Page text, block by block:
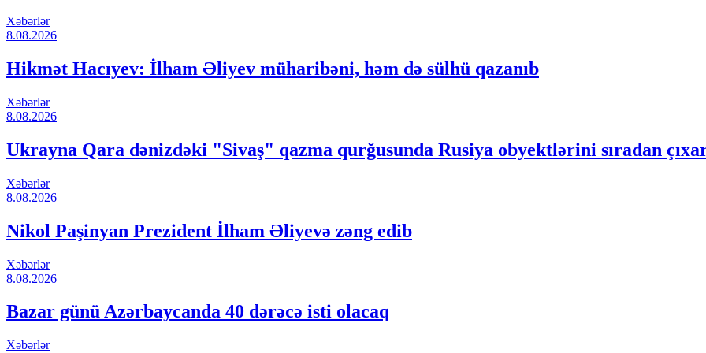
Xəbərlər
8.08.2026
Hikmət Hacıyev: İlham Əliyev müharibəni, həm də sülhü qazanıb
Xəbərlər
8.08.2026
Ukrayna Qara dənizdəki "Sivaş" qazma qurğusunda Rusiya obyektlərini sıradan
Xəbərlər
8.08.2026
Nikol Paşinyan Prezident İlham Əliyevə zəng edib
Xəbərlər
8.08.2026
Bazar günü Azərbaycanda 40 dərəcə isti olacaq
Xəbərlər